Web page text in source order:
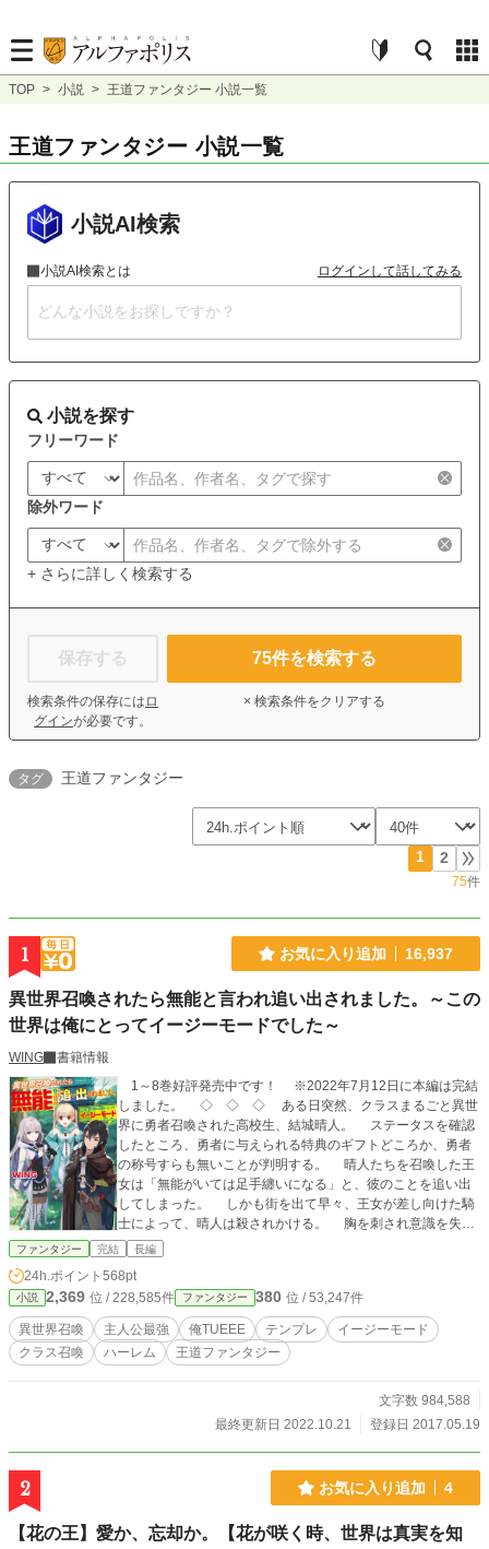
TOP > 小説 > 王道ファンタジー 小説一覧
王道ファンタジー 小説一覧
小説AI検索
小説AI検索とは ログインして話してみる
小説を探す
フリーワード
除外ワード
+ さらに詳しく検索する
保存する
検索条件の保存には ロ
グインが必要です。
75件を検索する
× 検索条件をクリアする
タグ 王道ファンタジー
1 2
75件
1 お気に入り追加 16,937
異世界召喚されたら無能と言われ追い出されました。～この
世界は俺にとってイージーモードでした～
WING
書籍情報
1～8巻好評発売中です！ ※2022年7月12日に本編は完結
しました。 ◇ ◇ ◇ ある日突然、クラスまるごと異世
界に勇者召喚された高校生、結城晴人。 ステータスを確認
したところ、勇者に与えられる特典のギフトどころか、勇者
の称号すらも無いことが判明する。 晴人たちを召喚した王
女は「無能がいては足手纏いになる」と、彼のことを追い出
してしまった。 しかも街を出て早々、王女が差し向けた騎
士によって、晴人は殺されかける。 胸を刺され意識を失っ
た彼は、気がつくと神様の前にいた。 そしてギフトを与え
したチート能力を手に入れるのであった── ハードモード
な異世界生活も、やりすぎなくらいスキルを作って一発逆転
イージーモード!? 前代未聞の難易度激甘ファンタジー、開
幕！
ファンタジー 完結 長編
24h.ポイント 568pt
小説 2,369 位 / 228,585件 ファンタジー 380 位 / 53,247件
異世界召喚 主人公最強 俺TUEEE テンプレ
イージーモード
クラス召喚
ハーレム 王道ファンタジー
文字数 984,588
最終更新日 2022.10.21
登録日 2017.05.19
2 お気に入り追加 4
【花の王】愛か、忘却か。【花が咲く時、世界は真実を知